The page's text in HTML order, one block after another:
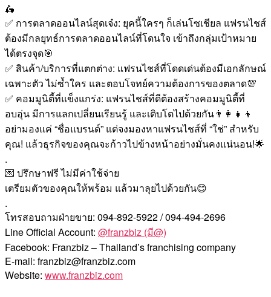
🛵
✅ การตลาดออนไลน์สุดเจ๋ง: ยุคนี้ใครๆ ก็เล่นโซเชียล แฟรนไชส์
ต้องมีกลยุทธ์การตลาดออนไลน์ที่โดนใจ เข้าถึงกลุ่มเป้าหมาย
ได้ตรงจุด🎯
✅ สินค้า/บริการที่แตกต่าง: แฟรนไชส์ที่โดดเด่นต้องมีเอกลักษณ์
เฉพาะตัว ไม่ซ้ำใคร และตอบโจทย์ความต้องการของตลาด💯
✅ คอมมูนิตี้ที่แข็งแกร่ง: แฟรนไชส์ที่ดีต้องสร้างคอมมูนิตี้ที่
อบอุ่น มีการแลกเปลี่ยนเรียนรู้ และเติบโตไปด้วยกัน👨‍👩‍👧‍👦
อย่ามองแค่ “ชื่อแบรนด์” แต่จงมองหาแฟรนไชส์ที่ “ใช่” สำหรับ
คุณ! แล้วธุรกิจของคุณจะก้าวไปข้างหน้าอย่างมั่นคงแน่นอน!🌟
.
💌 ปรึกษาฟรี ไม่มีค่าใช้จ่าย
เตรียมตัวของคุณให้พร้อม แล้วมาลุยไปด้วยกัน😊
.
โทรสอบถามฝ่ายขาย: 094-892-5922 / 094-494-2696
Line Official Account: @franzbiz (มี@)
Facebook: Franzbiz – Thailand’s franchising company
E-mail: franzbiz@franzbiz.com
Website: www.franzbiz.com